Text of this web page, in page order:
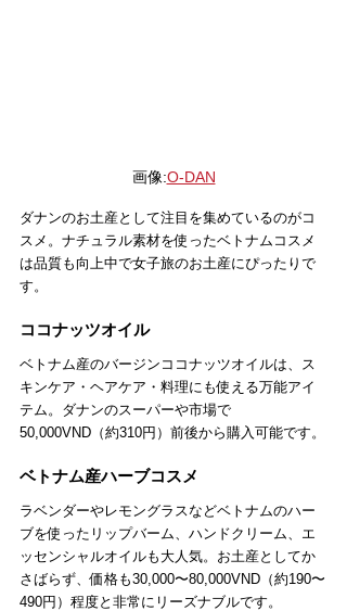
画像:O-DAN
ダナンのお土産として注目を集めているのがコ
スメ。ナチュラル素材を使ったベトナムコスメ
は品質も向上中で女子旅のお土産にぴったりで
す。
ココナッツオイル
ベトナム産のバージンココナッツオイルは、ス
キンケア・ヘアケア・料理にも使える万能アイ
テム。ダナンのスーパーや市場で
50,000VND（約310円）前後から購入可能です。
ベトナム産ハーブコスメ
ラベンダーやレモングラスなどベトナムのハー
ブを使ったリップバーム、ハンドクリーム、エ
ッセンシャルオイルも大人気。お土産としてか
さばらず、価格も30,000〜80,000VND（約190〜
490円）程度と非常にリーズナブルです。